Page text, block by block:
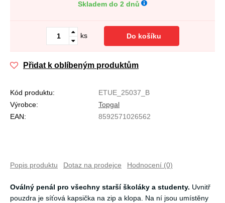
Skladem do 2 dnů
ks Do košíku
Přidat k oblíbeným produktům
Kód produktu:
ETUE_25037_B
Výrobce:
Topgal
EAN:
8592571026562
Popis produktu Dotaz na prodejce Hodnocení (0)
Oválný penál pro všechny starší školáky a studenty. Uvnitř
pouzdra je síťová kapsička na zip a klopa. Na ní jsou umístěny